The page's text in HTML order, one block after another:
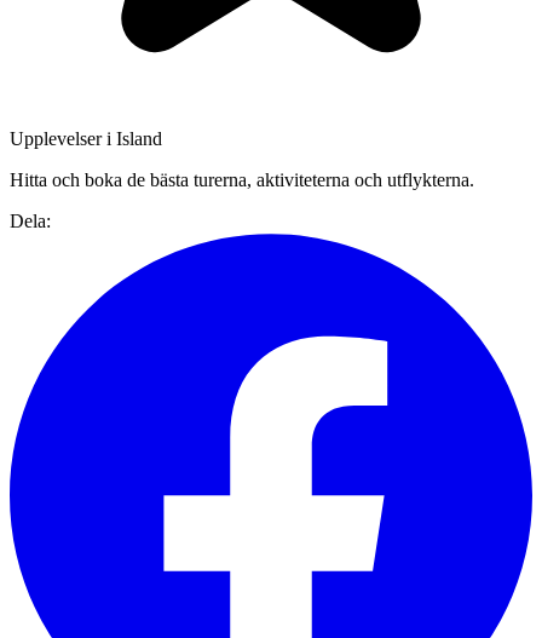
Upplevelser i Island
Hitta och boka de bästa turerna, aktiviteterna och utflykterna.
Dela: